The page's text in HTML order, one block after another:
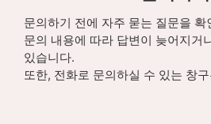
문의하기 전에 자주 묻는 질문을 확
문의 내용에 따라 답변이 늦어지거
있습니다.
또한, 전화로 문의하실 수 있는 창